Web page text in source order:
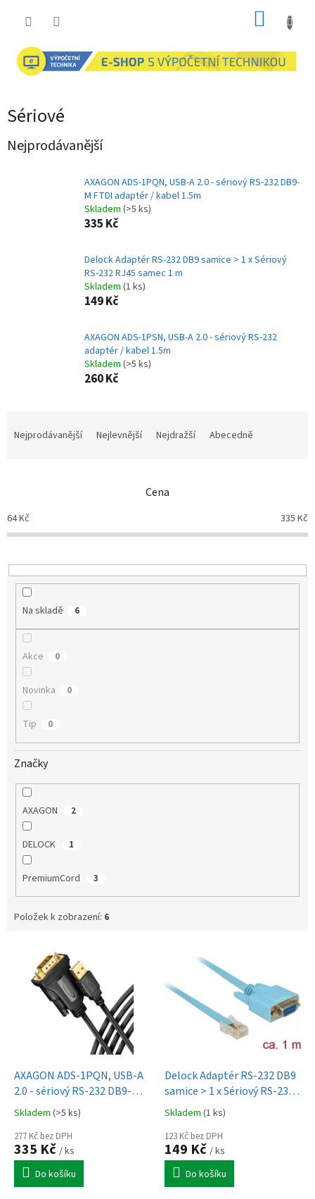
Sériové
Nejprodávanější
AXAGON ADS-1PQN, USB-A 2.0 - sériový RS-232 DB9-
M FTDI adaptér / kabel 1.5m
Skladem (>5 ks)
335 Kč
Delock Adaptér RS-232 DB9 samice > 1 x Sériový
RS-232 RJ45 samec 1 m
Skladem (1 ks)
149 Kč
AXAGON ADS-1PSN, USB-A 2.0 - sériový RS-232
adaptér / kabel 1.5m
Skladem (>5 ks)
260 Kč
p
r
o
u
Nejprodávanější Nejlevnější Nejdražší Abecedně
Cena
64Kč 335 Kč
Na skladě 6
Akce 0
Novinka 0
Tip 0
Značky
AXAGON 2
DELOCK 1
PremiumCord 3
Položek k zobrazení: 6
AXAGON ADS-1PQN, USB-A
2.0 - sériový RS-232 DB9-M
FTDI adaptér / kabel 1.5m
Skladem (>5 ks)
277 Kč bez DPH
335 Kč / ks
Do košíku
Delock Adaptér RS-232 DB9
samice > 1 x Sériový RS-232
RJ45 samec 1 m
Skladem (1 ks)
123 Kč bez DPH
149 Kč / ks
Do košíku